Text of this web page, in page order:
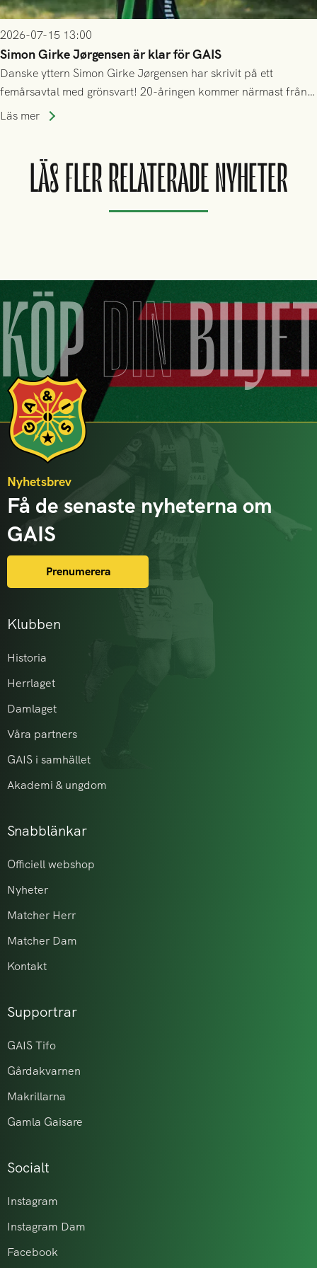
2026-07-15 13:00
Simon Girke Jørgensen är klar för GAIS
Danske yttern Simon Girke Jørgensen har skrivit på ett
femårsavtal med grönsvart! 20-åringen kommer närmast från
spel i färöiska Skála IF.
Läs mer
LÄS FLER RELATERADE NYHETER
KÖPDIN
Klubben
Historia
Herrlaget
Damlaget
Våra partners
GAIS i samhället
Akademi & ungdom
Snabblänkar
Officiell webshop
Nyheter
Matcher Herr
Matcher Dam
Kontakt
Supportrar
GAIS Tifo
Gårdakvarnen
Makrillarna
Gamla Gaisare
Socialt
Instagram
Instagram Dam
Facebook
Nyhetsbrev
Få de senaste nyheterna om
GAIS
Prenumerera